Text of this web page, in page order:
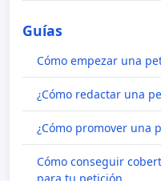
Guías
Cómo empezar una
¿Cómo redactar una
¿Cómo promover una
Cómo conseguir